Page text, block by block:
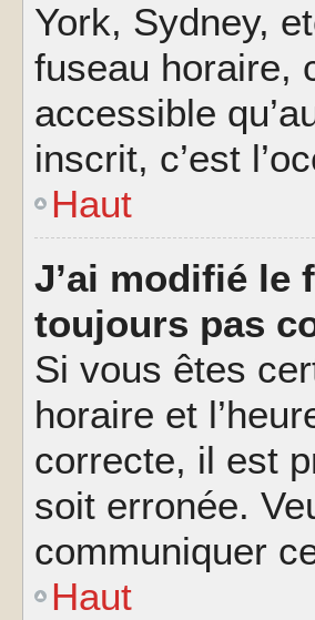
York, Sydney,
fuseau horaire,
accessible
inscrit, c’est
Haut
J’ai modifié le
toujours pas
Si vous êtes
horaire et
correcte, il est
soit erronée.
communiquer
Haut